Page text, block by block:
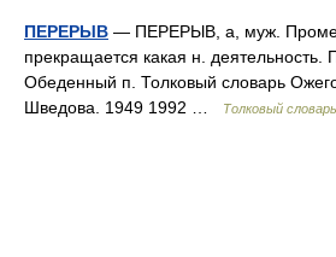
ПЕРЕРЫВ — ПЕРЕРЫВ, а, муж.
прекращается какая н. деятельность.
Обеденный п. Толковый словарь
Шведова. 1949 1992 …
Толковый